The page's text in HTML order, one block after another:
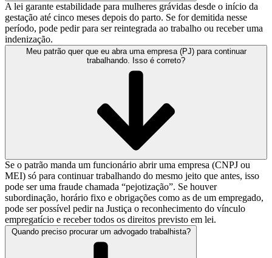
A lei garante estabilidade para mulheres grávidas desde o início da
gestação até cinco meses depois do parto. Se for demitida nesse
período, pode pedir para ser reintegrada ao trabalho ou receber uma
indenização.
Meu patrão quer que eu abra uma empresa (PJ) para continuar
trabalhando. Isso é correto?
Se o patrão manda um funcionário abrir uma empresa (CNPJ ou
MEI) só para continuar trabalhando do mesmo jeito que antes, isso
pode ser uma fraude chamada “pejotização”. Se houver
subordinação, horário fixo e obrigações como as de um empregado,
pode ser possível pedir na Justiça o reconhecimento do vínculo
empregatício e receber todos os direitos previsto em lei.
Quando preciso procurar um advogado trabalhista?